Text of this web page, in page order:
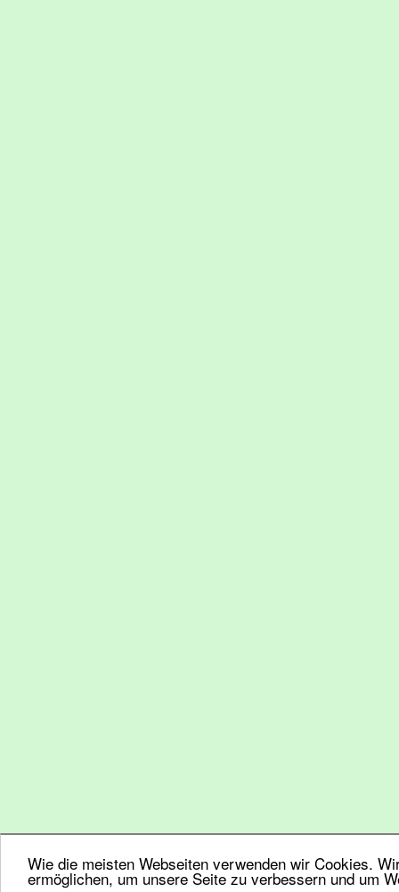
Wie die meisten Webseiten verwenden wir Cookies.
ermöglichen, um unsere Seite zu verbessern und um